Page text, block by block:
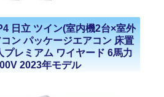
日立 ツイン(室内機2台×室外
ン パッケージエアコン 床置
プレミアム ワイヤード 6馬力
2023年モデル